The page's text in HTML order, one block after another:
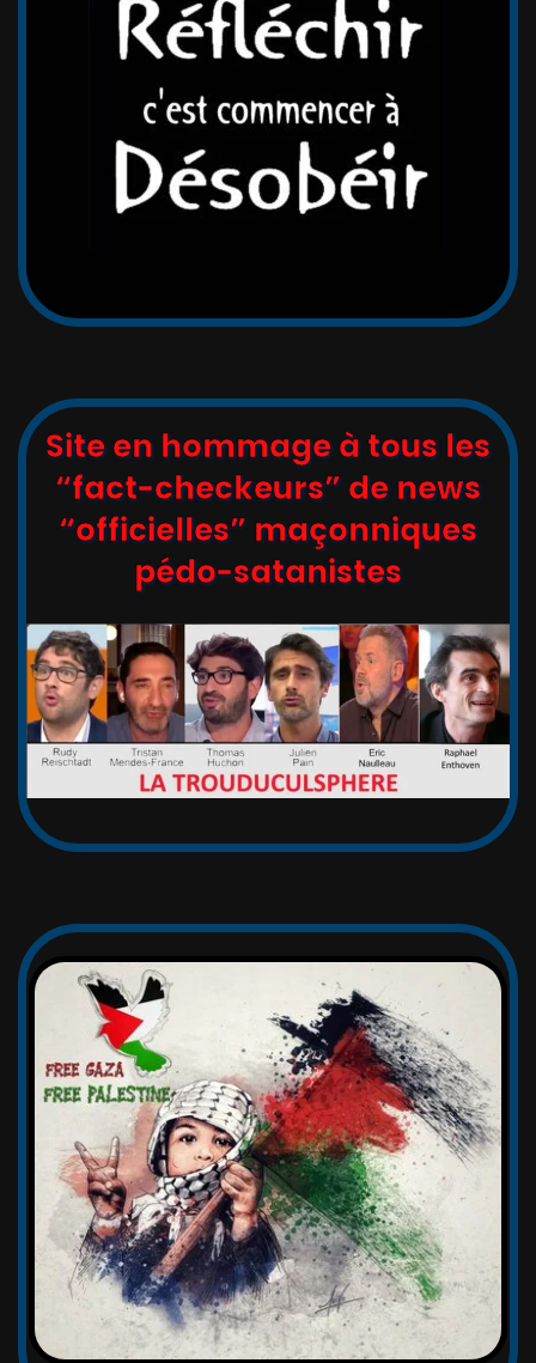
Site en hommage à tous les
“fact-checkeurs” de news
“officielles” maçonniques
pédo-satanistes